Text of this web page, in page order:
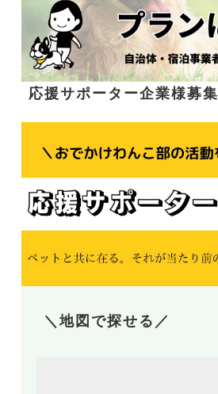
応援サポーター企業様募集
＼地図で探せる／